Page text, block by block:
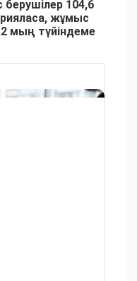
104,6
жұмыс
мың түйіндеме